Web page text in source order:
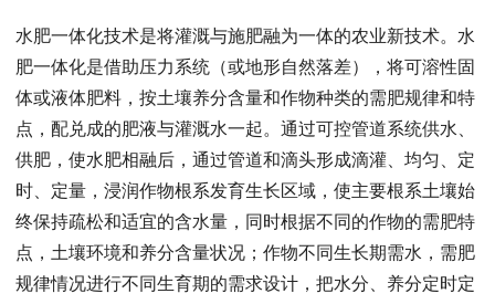
水肥一体化技术是将灌溉与施肥融为一体的农业新技术。水
肥一体化是借助压力系统（或地形自然落差），将可溶性固
体或液体肥料，按土壤养分含量和作物种类的需肥规律和特
点，配兑成的肥液与灌溉水一起。通过可控管道系统供水、
供肥，使水肥相融后，通过管道和滴头形成滴灌、均匀、定
时、定量，浸润作物根系发育生长区域，使主要根系土壤始
终保持疏松和适宜的含水量，同时根据不同的作物的需肥特
点，土壤环境和养分含量状况；作物不同生长期需水，需肥
规律情况进行不同生育期的需求设计，把水分、养分定时定